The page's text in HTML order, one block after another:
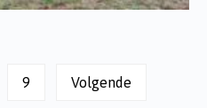
9 Volgende